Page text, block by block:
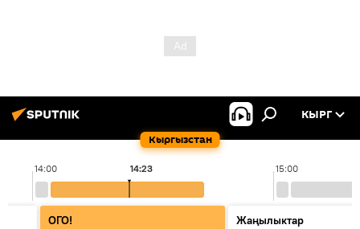
Кыргызстан
КЫРГ
14:00 15:00
14:23
ОГО!
Жаңылыктар